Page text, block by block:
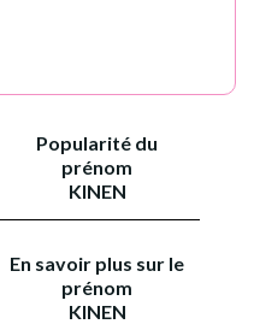
Popularité du
prénom
KINEN
En savoir plus sur le
prénom
KINEN